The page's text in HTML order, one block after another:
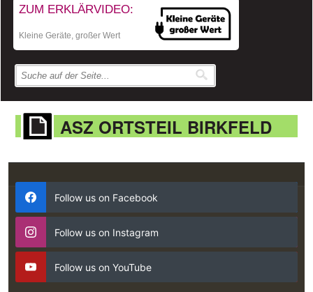
ZUM ERKLÄRVIDEO:
Kleine Geräte, großer Wert
ASZ ORTSTEIL BIRKFELD
Follow us on Facebook
Follow us on Instagram
Follow us on YouTube